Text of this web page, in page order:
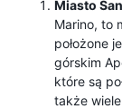
Miasto
Marino, to
położone
górskim
które są
także